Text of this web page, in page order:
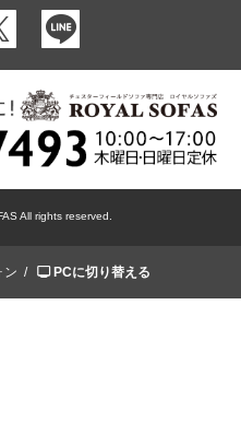
All rights reserved.
ン / PCに切り替える